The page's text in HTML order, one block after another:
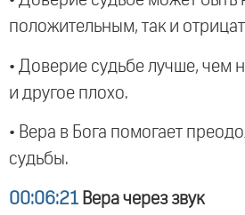
положительным, так и
• Доверие судьбе лучше, чем
и другое плохо.
• Вера в Бога помогает
судьбы.
00:06:21 Вера через звук